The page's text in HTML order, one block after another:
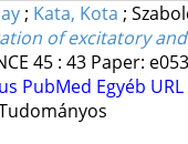
; Kata, Kota ;
of excitatory
45: 43 Paper:
PubMed Egyéb URL